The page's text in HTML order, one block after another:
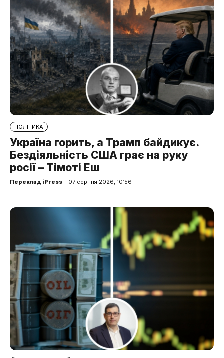
ПОЛІТИКА
Україна горить, а Трамп байдикує.
Бездіяльність США грає на руку
росії – Тімоті Еш
Переклад iPress – 07 серпня 2026, 10:56